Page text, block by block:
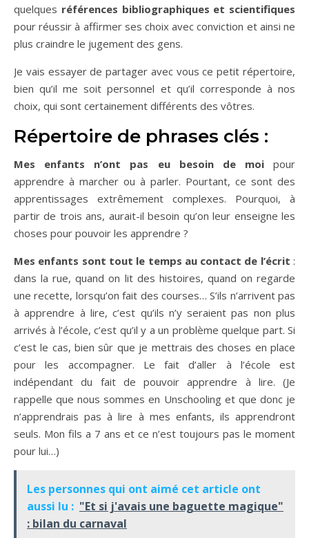
quelques références bibliographiques et scientifiques
pour réussir à affirmer ses choix avec conviction et ainsi ne
plus craindre le jugement des gens.
Je vais essayer de partager avec vous ce petit répertoire,
bien qu’il me soit personnel et qu’il corresponde à nos
choix, qui sont certainement différents des vôtres.
Répertoire de phrases clés :
Mes enfants n’ont pas eu besoin de moi pour
apprendre à marcher ou à parler. Pourtant, ce sont des
apprentissages extrêmement complexes. Pourquoi, à
partir de trois ans, aurait-il besoin qu’on leur enseigne les
choses pour pouvoir les apprendre ?
Mes enfants sont tout le temps au contact de l’écrit :
dans la rue, quand on lit des histoires, quand on regarde
une recette, lorsqu’on fait des courses… S’ils n’arrivent pas
à apprendre à lire, c’est qu’ils n’y seraient pas non plus
arrivés à l’école, c’est qu’il y a un problème quelque part. Si
c’est le cas, bien sûr que je mettrais des choses en place
pour les accompagner. Le fait d’aller à l’école est
indépendant du fait de pouvoir apprendre à lire. (Je
rappelle que nous sommes en Unschooling et que donc je
n’apprendrais pas à lire à mes enfants, ils apprendront
seuls. Mon fils a 7 ans et ce n’est toujours pas le moment
pour lui…)
Les personnes qui ont aimé cet article ont
aussi lu : "Et si j'avais une baguette magique"
: bilan du carnaval